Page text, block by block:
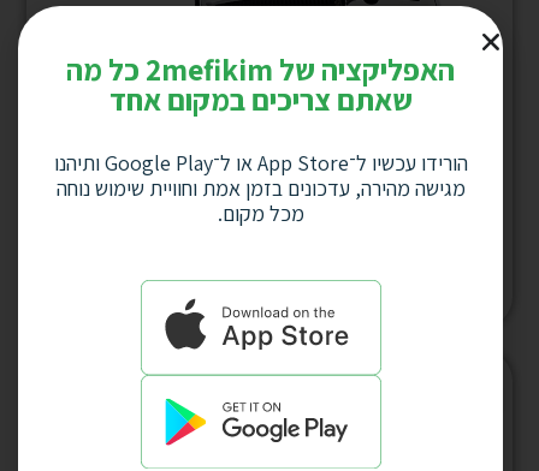
סט שף למטבח 6 חלקים Comida יוקרתי הכולל
האפליקציה של 2mefikim כל מה
שאתם צריכים במקום אחד
הורידו עכשיו ל־App Store או ל־Google Play ותיהנו
מגישה מהירה, עדכונים בזמן אמת וחוויית שימוש נוחה
מכל מקום.